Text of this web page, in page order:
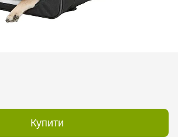
Купити